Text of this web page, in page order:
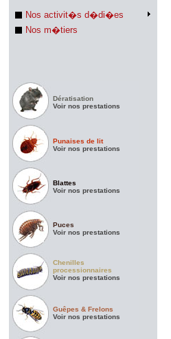
Nos activit�s d�di�es
Nos m�tiers
Dératisation
Voir nos prestations
Punaises de lit
Voir nos prestations
Blattes
Voir nos prestations
Puces
Voir nos prestations
Chenilles
processionnaires
Voir nos prestations
Guêpes & Frelons
Voir nos prestations